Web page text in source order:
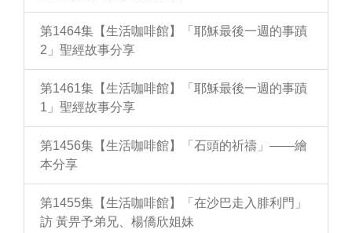
第1464集【生活咖啡館】「耶穌最後一週的事蹟
2」聖經故事分享
第1461集【生活咖啡館】「耶穌最後一週的事蹟
1」聖經故事分享
第1456集【生活咖啡館】「石頭的祈禱」——繪
本分享
第1455集【生活咖啡館】「在沙巴走入腓利門」
訪 黃畀予弟兄、楊僑欣姐妹